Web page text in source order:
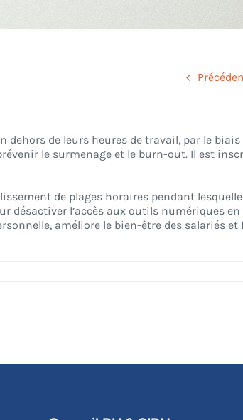
de leurs heures de travail, par le
le surmenage et le burn-out. Il est
de plages horaires pendant
l’accès aux outils numériques en
améliore le bien-être des salariés et